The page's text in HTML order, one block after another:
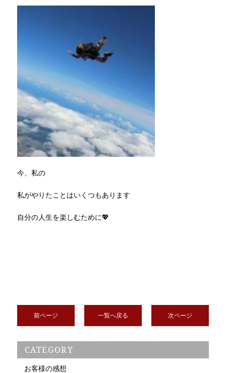
今、私の
私がやりたことはいくつもあります
自分の人生を楽しむために💖
前ページ 一覧へ戻る 次ページ
CATEGORY
お客様の感想